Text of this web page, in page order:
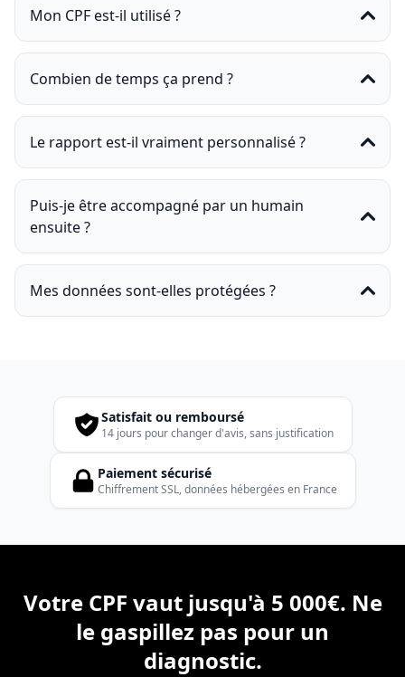
Mon CPF est-il utilisé ?
Combien de temps ça prend ?
Le rapport est-il vraiment personnalisé ?
Puis-je être accompagné par un humain
ensuite ?
Mes données sont-elles protégées ?
Satisfait ou remboursé
14 jours pour changer d'avis, sans justification
Paiement sécurisé
Chiffrement SSL, données hébergées en France
Votre CPF vaut jusqu'à 5 000€. Ne
le gaspillez pas pour un
diagnostic.